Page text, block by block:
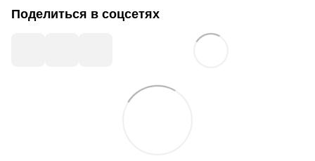
Поделиться в соцсетях